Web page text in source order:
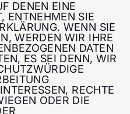
DENEN EINE
ENTNEHMEN SIE
WENN SIE
WERDEN WIR IHRE
DATEN
ES SEI DENN, WIR
RECHTE
ODER DIE